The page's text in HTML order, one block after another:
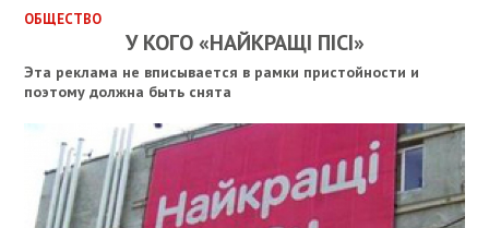
ОБЩЕСТВО
У КОГО «НАЙКРАЩI ПIСI»
Эта реклама не вписывается в рамки пристойности и
поэтому должна быть снята